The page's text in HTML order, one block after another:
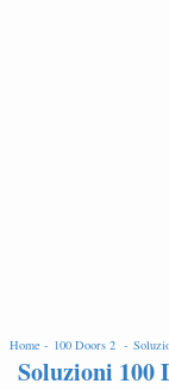
Home - 100 Doors 2 -
Soluzioni 100